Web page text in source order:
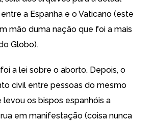
a Espanha e o Vaticano (este
mão duma nação que foi a mais
Globo).
a lei sobre o aborto. Depois, o
civil entre pessoas do mesmo
levou os bispos espanhóis a
em manifestação (coisa nunca